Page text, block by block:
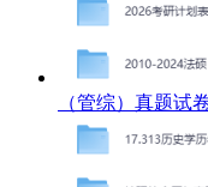
（管综）真题试